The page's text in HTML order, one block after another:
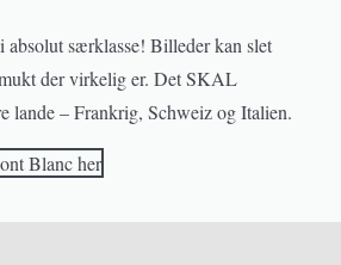
absolut særklasse! Billeder kan slet
der virkelig er. Det SKAL
lande – Frankrig, Schweiz og Italien.
Blanc her